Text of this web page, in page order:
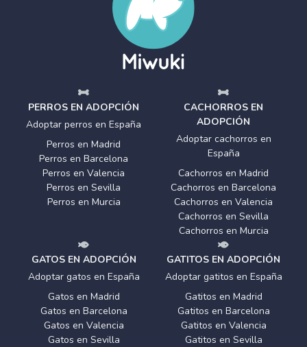
PERROS EN ADOPCIÓN
Adoptar perros en España
Perros en Madrid
Perros en Barcelona
Perros en Valencia
Perros en Sevilla
Perros en Murcia
CACHORROS EN
ADOPCIÓN
Adoptar cachorros en
España
Cachorros en Madrid
Cachorros en Barcelona
Cachorros en Valencia
Cachorros en Sevilla
Cachorros en Murcia
GATOS EN ADOPCIÓN
Adoptar gatos en España
Gatos en Madrid
Gatos en Barcelona
Gatos en Valencia
Gatos en Sevilla
GATITOS EN ADOPCIÓN
Adoptar gatitos en España
Gatitos en Madrid
Gatitos en Barcelona
Gatitos en Valencia
Gatitos en Sevilla